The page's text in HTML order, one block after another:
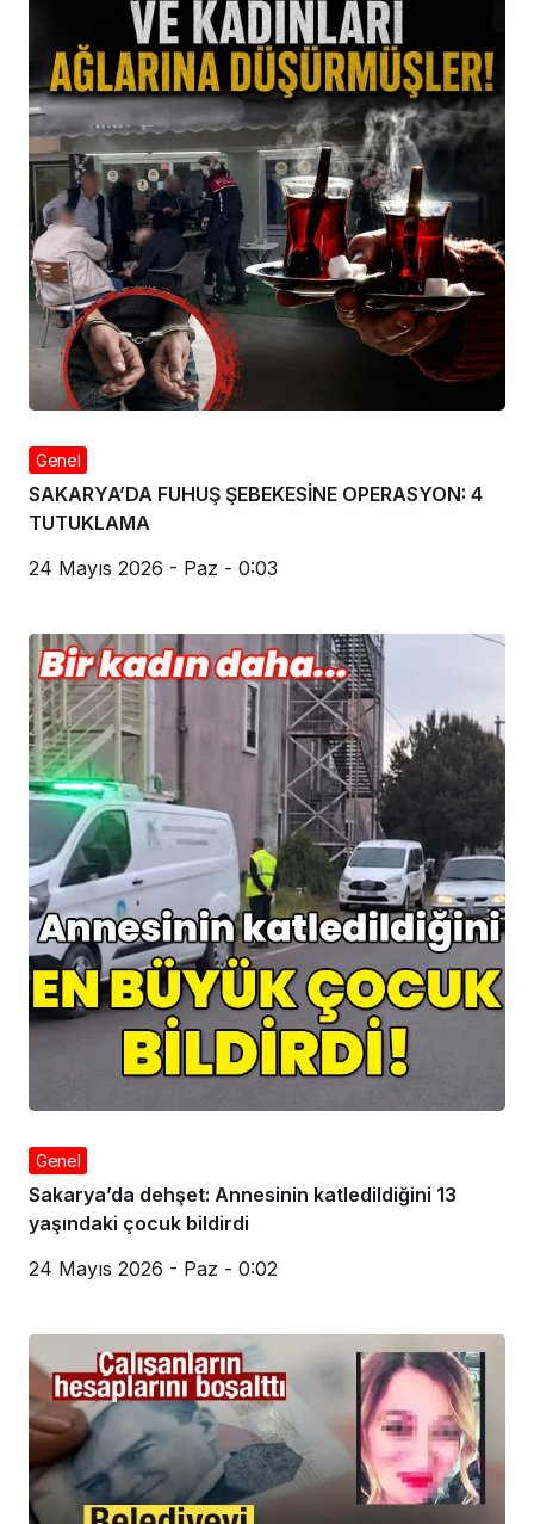
Genel
SAKARYA’DA FUHUŞ ŞEBEKESİNE OPERASYON: 4
TUTUKLAMA
24 Mayıs 2026 - Paz - 0:03
Genel
Sakarya’da dehşet: Annesinin katledildiğini 13
yaşındaki çocuk bildirdi
24 Mayıs 2026 - Paz - 0:02